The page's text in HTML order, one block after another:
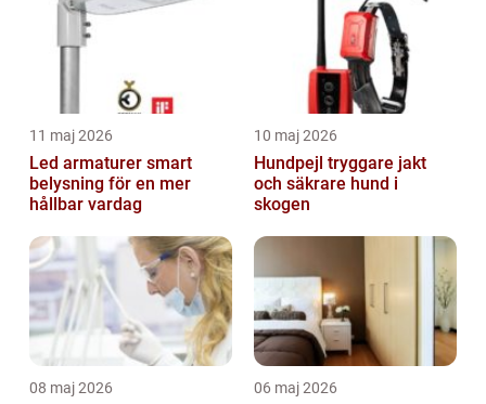
11 maj 2026
Led armaturer smart
belysning för en mer
hållbar vardag
10 maj 2026
Hundpejl tryggare jakt
och säkrare hund i
skogen
08 maj 2026 06 maj 2026